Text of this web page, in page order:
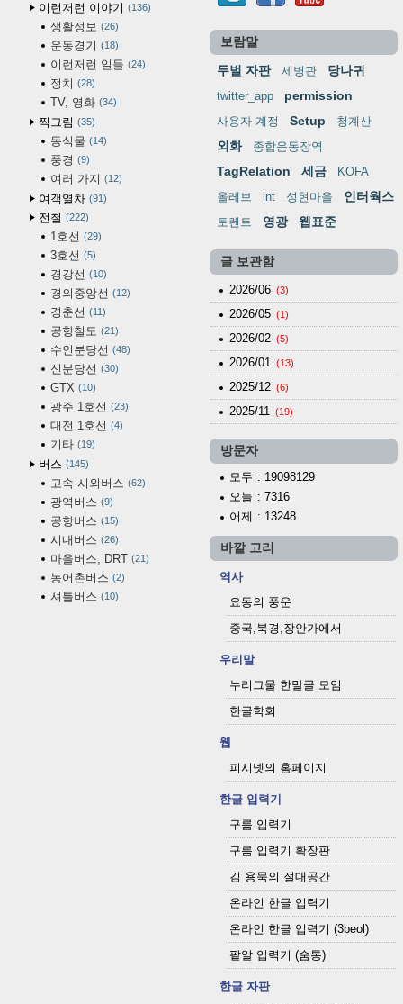
이런저런 이야기 136
생활정보 26
운동경기 18
이런저런 일들 24
정치 28
TV, 영화 34
찍그림 35
동식물 14
풍경 9
여러 가지 12
여객열차 91
전철 222
1호선 29
3호선 5
경강선 10
경의중앙선 12
경춘선 11
공항철도 21
수인분당선 48
신분당선 30
GTX 10
광주 1호선 23
대전 1호선 4
기타 19
버스 145
고속·시외버스 62
광역버스 9
공항버스 15
시내버스 26
마을버스, DRT 21
농어촌버스 2
셔틀버스 10
보람말
두벌 자판 세병관 당나귀
twitter_app permission
사용자 계정 Setup 청계산
외화 종합운동장역
TagRelation 세금
KOFA
올레브
int 성현마을 인터웍스
토렌트 영광 웹표준
글 보관함
2026/06 (3)
2026/05 (1)
2026/02 (5)
2026/01 (13)
2025/12 (6)
2025/11 (19)
방문자
모두 : 19098129
오늘 : 7316
어제 : 13248
바깥 고리
역사
요동의 풍운
중국,북경,장안가에서
우리말
누리그물 한말글 모임
한글학회
웹
피시넷의 홈페이지
한글 입력기
구름 입력기
구름 입력기 확장판
김 용묵의 절대공간
온라인 한글 입력기
온라인 한글 입력기 (3beol)
팥알 입력기 (숨통)
한글 자판